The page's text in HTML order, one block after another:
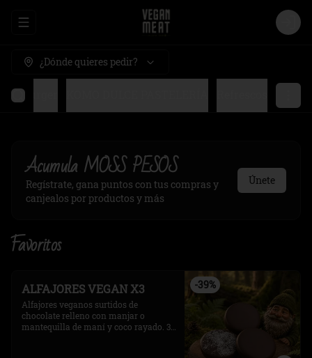
Abrir menu de navegación
¿Dónde quieres pedir?
burger
AcumulaMOSS PESOS
Regístrate, gana puntos con tus compras y
canjealos por productos y más
Únete
Favoritos
-39%
ALFAJORES VEGAN X3
Alfajores veganos surtidos de
chocolate relleno con manjar o
mantequilla de maní y coco rayado. 3